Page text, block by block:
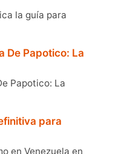
la guía para
De Papotico: La
Papotico: La
para
en Venezuela en